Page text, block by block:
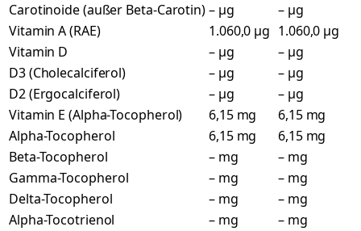
Carotinoide (außer Beta-Carotin)– µg
– µg
Vitamin A (RAE)
1.060,0 µg 1.060,0 µg
Vitamin D
– µg
– µg
D3 (Cholecalciferol)
– µg
– µg
D2 (Ergocalciferol)
– µg
– µg
Vitamin E (Alpha-Tocopherol)
6,15 mg
6,15 mg
Alpha-Tocopherol
6,15 mg
6,15 mg
Beta-Tocopherol
– mg
– mg
Gamma-Tocopherol
– mg
– mg
Delta-Tocopherol
– mg
– mg
Alpha-Tocotrienol
– mg
– mg